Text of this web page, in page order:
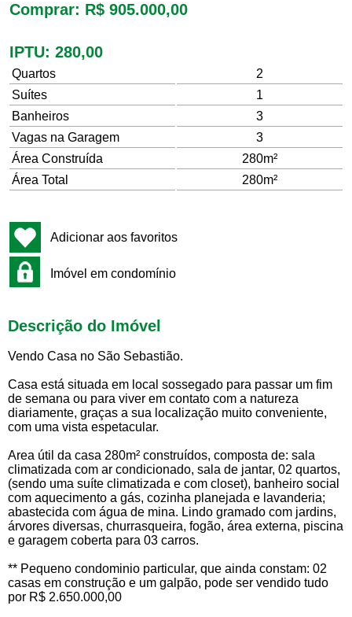
Comprar: R$ 905.000,00
IPTU: 280,00
Quartos
2
Suítes
1
Banheiros
3
Vagas na Garagem
3
Área Construída
280m²
Área Total
280m²
Adicionar aos favoritos
Imóvel em condomínio
Descrição do Imóvel
Vendo Casa no São Sebastião.
Casa está situada em local sossegado para passar um fim
de semana ou para viver em contato com a natureza
diariamente, graças a sua localização muito conveniente,
com uma vista espetacular.
Area útil da casa 280m² construídos, composta de: sala
climatizada com ar condicionado, sala de jantar, 02 quartos,
(sendo uma suíte climatizada e com closet), banheiro social
com aquecimento a gás, cozinha planejada e lavanderia;
abastecida com água de mina. Lindo gramado com jardins,
árvores diversas, churrasqueira, fogão, área externa, piscina
e garagem coberta para 03 carros.
** Pequeno condominio particular, que ainda constam: 02
casas em construção e um galpão, pode ser vendido tudo
por R$ 2.650.000,00